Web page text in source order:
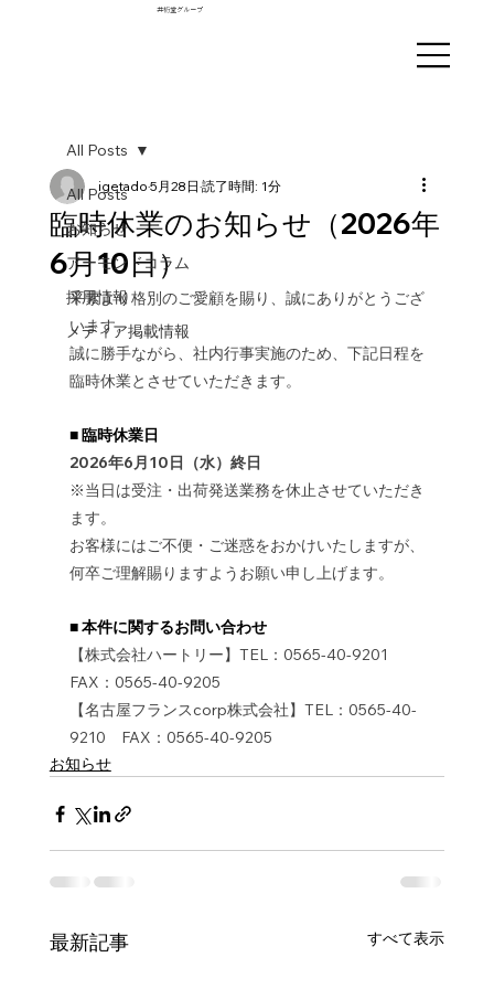
井桁堂グループ
All Posts
お知らせ
アーモンドコラム
採用情報
メディア掲載情報
All Posts
臨時休業のお知らせ（2026年
6月10日）
igetado5月28日 読了時間: 1分
平素より格別のご愛顧を賜り、誠にありがとうござ
います。
誠に勝手ながら、社内行事実施のため、下記日程を
臨時休業とさせていただきます。
■ 臨時休業日
2026年6月10日（水）終日
※当日は受注・出荷発送業務を休止させていただき
ます。
お客様にはご不便・ご迷惑をおかけいたしますが、
何卒ご理解賜りますようお願い申し上げます。
■ 本件に関するお問い合わせ
【株式会社ハートリー】TEL：0565-40-9201
FAX：0565-40-9205
【名古屋フランスcorp株式会社】TEL：0565-40-
9210　FAX：0565-40-9205
お知らせ
最新記事 すべて表示